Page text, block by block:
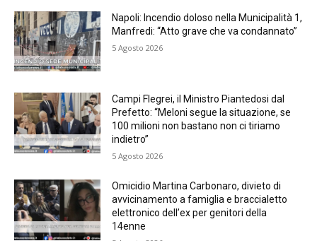
Napoli: Incendio doloso nella Municipalità 1,
Manfredi: “Atto grave che va condannato”
5 Agosto 2026
Campi Flegrei, il Ministro Piantedosi dal
Prefetto: “Meloni segue la situazione, se
100 milioni non bastano non ci tiriamo
indietro”
5 Agosto 2026
Omicidio Martina Carbonaro, divieto di
avvicinamento a famiglia e braccialetto
elettronico dell’ex per genitori della
14enne